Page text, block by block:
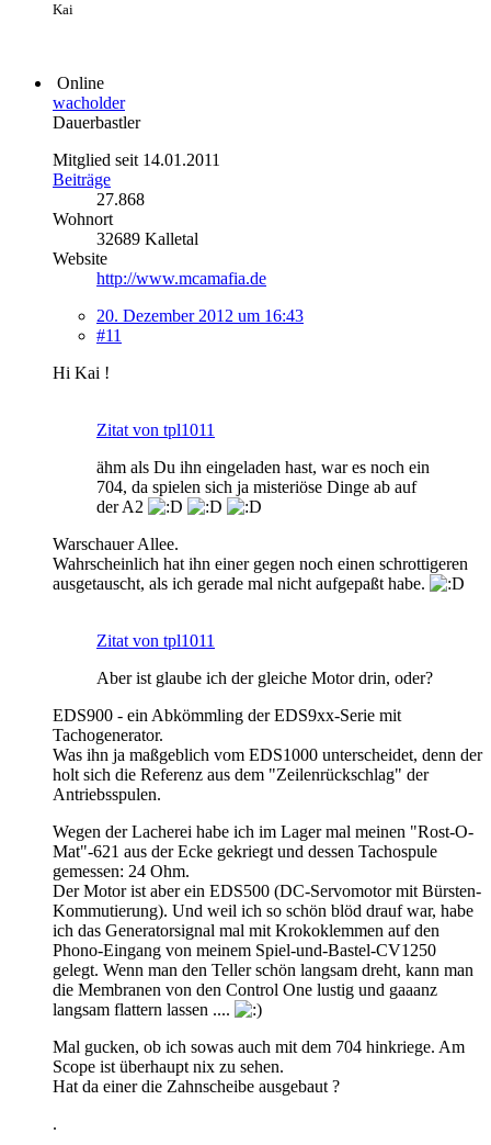
Kai
Online
wacholder
Dauerbastler
Mitglied seit 14.01.2011
Beiträge
27.868
Wohnort
32689 Kalletal
Website
http://www.mcamafia.de
20. Dezember 2012 um 16:43
#11
Hi Kai !
Zitat von tpl1011
ähm als Du ihn eingeladen hast, war es noch ein
704, da spielen sich ja misteriöse Dinge ab auf
der A2
Warschauer Allee.
Wahrscheinlich hat ihn einer gegen noch einen schrottigeren
ausgetauscht, als ich gerade mal nicht aufgepaßt habe.
Zitat von tpl1011
Aber ist glaube ich der gleiche Motor drin, oder?
EDS900 - ein Abkömmling der EDS9xx-Serie mit
Tachogenerator.
Was ihn ja maßgeblich vom EDS1000 unterscheidet, denn der
holt sich die Referenz aus dem "Zeilenrückschlag" der
Antriebsspulen.
Wegen der Lacherei habe ich im Lager mal meinen "Rost-O-
Mat"-621 aus der Ecke gekriegt und dessen Tachospule
gemessen: 24 Ohm.
Der Motor ist aber ein EDS500 (DC-Servomotor mit Bürsten-
Kommutierung). Und weil ich so schön blöd drauf war, habe
ich das Generatorsignal mal mit Krokoklemmen auf den
Phono-Eingang von meinem Spiel-und-Bastel-CV1250
gelegt. Wenn man den Teller schön langsam dreht, kann man
die Membranen von den Control One lustig und gaaanz
langsam flattern lassen ....
Mal gucken, ob ich sowas auch mit dem 704 hinkriege. Am
Scope ist überhaupt nix zu sehen.
Hat da einer die Zahnscheibe ausgebaut ?
.